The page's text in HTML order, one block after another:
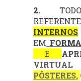
2.
INTERNOS
EM
E
VIRTUAL
PÔSTERES,